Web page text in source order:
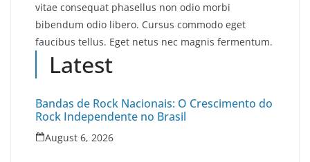
vitae consequat phasellus non odio morbi
bibendum odio libero. Cursus commodo eget
faucibus tellus. Eget netus nec magnis fermentum.
Latest
Bandas de Rock Nacionais: O Crescimento do
Rock Independente no Brasil
August 6, 2026